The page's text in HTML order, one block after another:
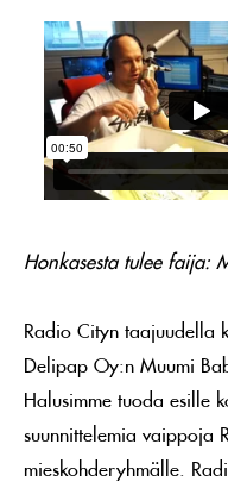
Honkasesta tulee faija:
Radio Cityn taajuudella
Delipap Oy:n Muumi
Halusimme tuoda esille
suunnittelemia vaippoja
mieskohderyhmälle.